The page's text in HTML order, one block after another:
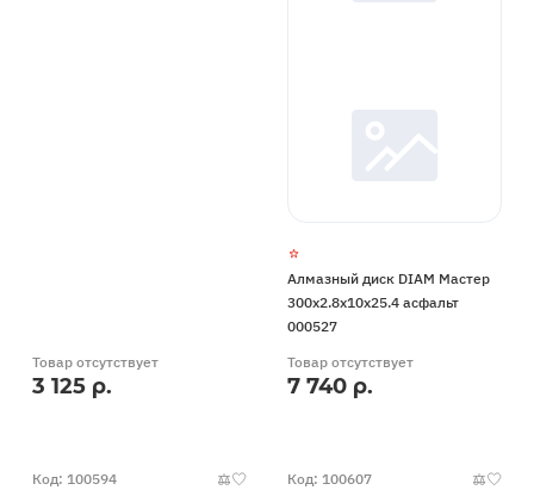
Товар отсутствует
3 125 р.
Алмазный диск DIAM Мастер
300x2.8x10x25.4 асфальт
000527
Товар отсутствует
7 740 р.
Код: 100594 Код: 100607